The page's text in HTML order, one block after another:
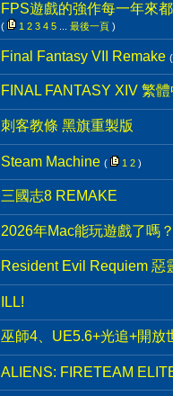
FPS遊戲的強作每一年來
( 1 2 3 4 5 最後一頁 )
Final Fantasy VII Remake
FINAL FANTASY XIV 繁
刺客教條 黑旗重製版
Steam Machine ( 1 2 )
三國志8 REMAKE
2026年Mac能玩遊戲了嗎
Resident Evil Requiem 惡
ILL!
巫師4、UE5.6+光追+開放
ALIENS: FIRETEAM